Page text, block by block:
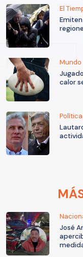
El
Mundo
calor
Política
José